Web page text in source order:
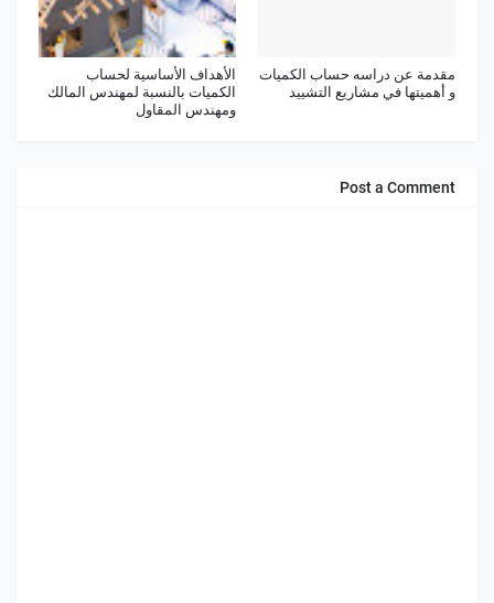
مقدمة عن دراسه حساب الكميات
و أهميتها في مشاريع التشييد
الأهداف الأساسية لحساب
الكميات بالنسبة لمهندس المالك
ومهندس المقاول
Post a Comment